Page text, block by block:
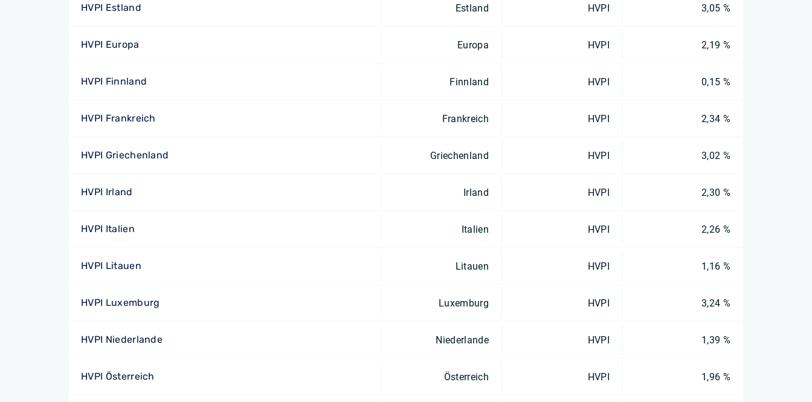
HVPI Estland Estland HVPI 3,05 %
HVPI Europa Europa HVPI 2,19 %
HVPI Finnland Finnland HVPI 0,15 %
HVPI Frankreich Frankreich HVPI 2,34 %
HVPI Griechenland Griechenland HVPI 3,02 %
HVPI Irland Irland HVPI 2,30 %
HVPI Italien Italien HVPI 2,26 %
HVPI Litauen Litauen HVPI 1,16 %
HVPI Luxemburg Luxemburg HVPI 3,24 %
HVPI Niederlande Niederlande HVPI 1,39 %
HVPI Österreich Österreich HVPI 1,96 %